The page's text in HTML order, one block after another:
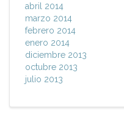
abril 2014
marzo 2014
febrero 2014
enero 2014
diciembre 2013
octubre 2013
julio 2013